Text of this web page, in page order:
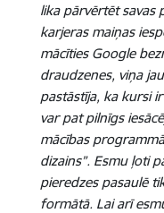
lika pārvērtēt savas
karjeras maiņas
mācīties Google
draudzenes, viņa
pastāstīja, ka kursi
var pat pilnīgs
mācības
dizains”. Esmu ļoti
pieredzes pasaulē
formātā. Lai arī